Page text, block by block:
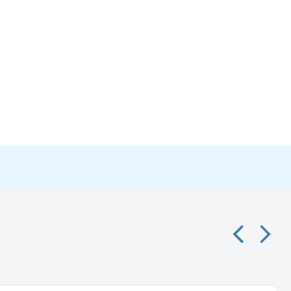
антибіотикограму, дотримуючись
та якості результатів.